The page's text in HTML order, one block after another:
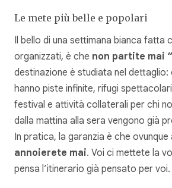
Le mete più belle e popolari
Il bello di una settimana bianca fatta
organizzati, è che non partite mai
destinazione è studiata nel
hanno piste infinite, rifugi
festival e attività collaterali per chi
dalla mattina alla sera vengono già
In pratica, la garanzia è che ovunque
annoierete mai. Voi ci mettete la
pensa l’itinerario già pensato per voi.